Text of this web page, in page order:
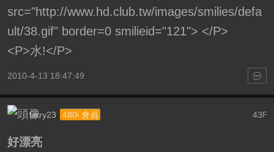
src="http://www.hd.club.tw/images/smilies/defa
ult/38.gif" border=0 smilieid="121"> </P>
<P>水!</P>
2010-4-13 18:47:49
43F
larry23 480i 會員
好漂亮